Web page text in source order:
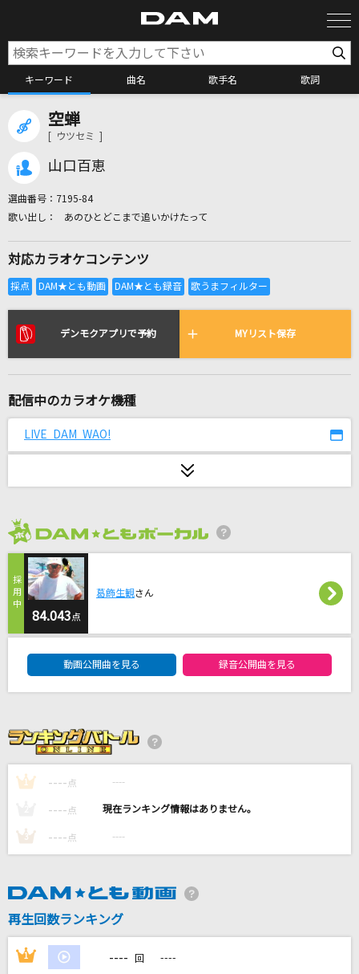
キーワード 曲名 歌手名 歌詞
全国りれき
リアルタイムで歌われている曲の一覧
田園
[生音]Tears
BECAUSE YOU'RE MY SHAWTY
FLASH BACK!!!!!!!!
Chevon
Vivid Colors
L'Arc-en-Ciel
[生音]明日への手紙
手嶌 葵
千本桜
ってあなた (Taiga Kyomoto × Hokuto Mats
SixTONES
空蝉
[ ウツセミ ]
山口百恵
選曲番号： 7195-84
あのひとどこまで追いかけたって
対応カラオケコンテンツ
デンモクアプリで予約 MYリスト保存
配信中のカラオケ機種
LIVE DAM WAO!
84.043点
葛飾生観さん
動画公開曲を見る 録音公開曲を見る
1 ---- 点 ----
---- 点 ----
3 ---- 点 ----
再生回数ランキング
1 ---- 回 ----